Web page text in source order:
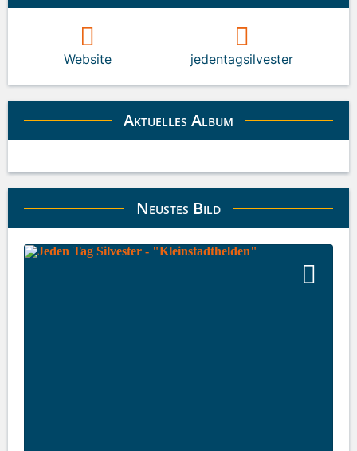
Website jedentagsilvester
Aktuelles Album
Neustes Bild